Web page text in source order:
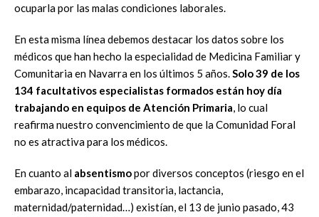
ocuparla por las malas condiciones laborales.
En esta misma línea debemos destacar los datos sobre los
médicos que han hecho la especialidad de Medicina Familiar y
Comunitaria en Navarra en los últimos 5 años.Solo 39 de los
134 facultativos especialistas formados están hoy día
trabajando en equipos de Atención Primaria, lo cual
reafirma nuestro convencimiento de que la Comunidad Foral
no es atractiva para los médicos.
En cuanto al absentismopor diversos conceptos (riesgo en el
embarazo, incapacidad transitoria, lactancia,
maternidad/paternidad…) existían, el 13 de junio pasado, 43